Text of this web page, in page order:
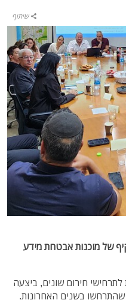
שיתוף
של מוכנות אבטחת מידע
לתרחישי חירום שונים, ביצעה
בשנים האחרונות.